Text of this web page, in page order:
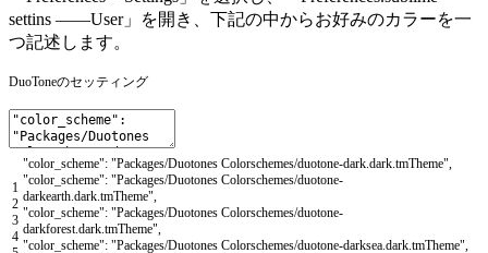
settins ——User」を開き、下記の中からお好みのカラーを一
つ記述します。
DuoToneのセッティング
1
2
3
4
"color_scheme": "Packages/Duotones Colorschemes/duotone-dark.dark.tmTheme",
"color_scheme": "Packages/Duotones Colorschemes/duotone-
darkearth.dark.tmTheme",
"color_scheme": "Packages/Duotones Colorschemes/duotone-
darkforest.dark.tmTheme",
"color_scheme": "Packages/Duotones Colorschemes/duotone-darksea.dark.tmTheme",